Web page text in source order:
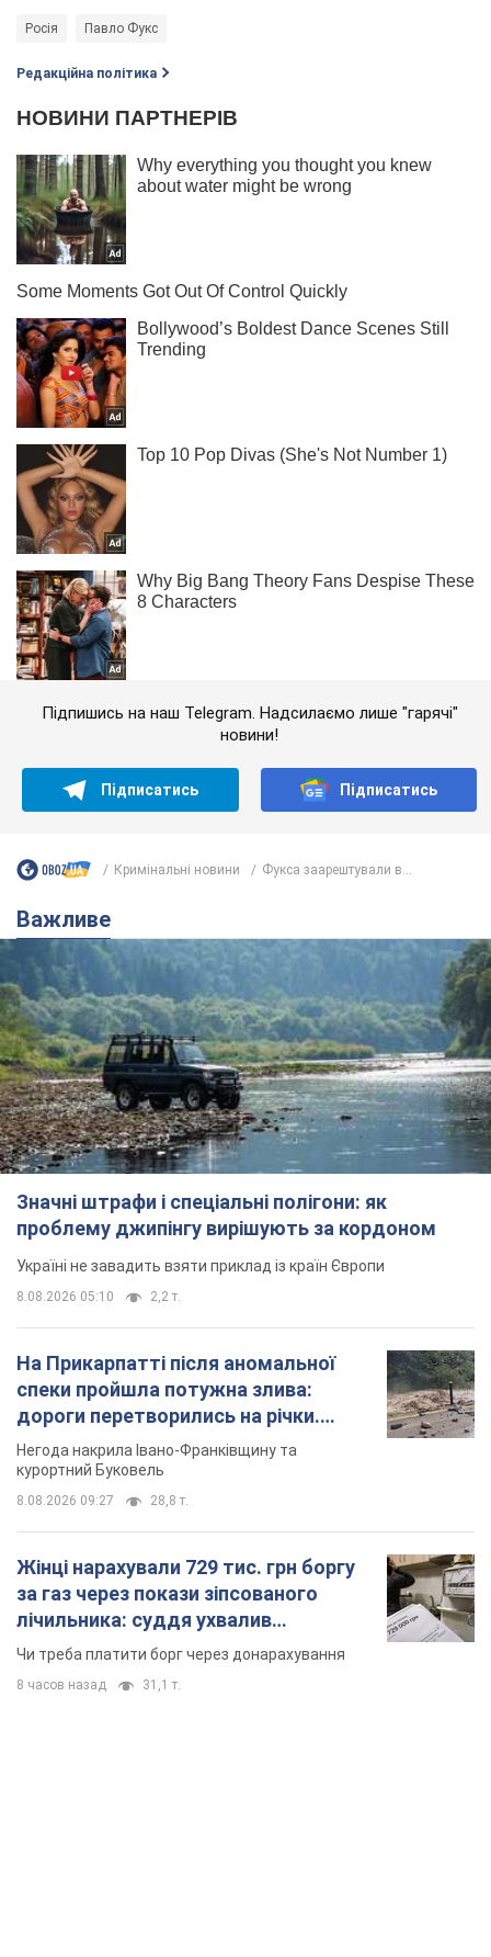
Росія Павло Фукс
Редакційна політика
Підпишись на наш Telegram. Надсилаємо лише "гарячі"
новини!
Підписатись Підписатись
Кримінальні новини Фукса заарештували в...
Важливе
Значні штрафи і спеціальні полігони: як
проблему джипінгу вирішують за кордоном
Україні не завадить взяти приклад із країн Європи
8.08.2026 05:10 2,2 т.
На Прикарпатті після аномальної
спеки пройшла потужна злива:
дороги перетворились на річки.
Відео
Негода накрила Івано-Франківщину та
курортний Буковель
8.08.2026 09:27 28,8 т.
Жінці нарахували 729 тис. грн боргу
за газ через покази зіпсованого
лічильника: суддя ухвалив
неочікуване рішення
Чи треба платити борг через донарахування
8 часов назад 31,1 т.